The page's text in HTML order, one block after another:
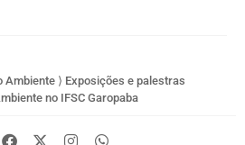
Ambiente ⟩ Exposições e palestras
no IFSC Garopaba